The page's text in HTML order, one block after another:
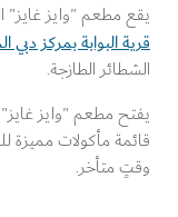
مطعم "وايز غايز"
البوابة بمركز دبي المالي
الطازجة.
مطعم "وايز غايز"
مأكولات مميزة للفطور
متأخر.